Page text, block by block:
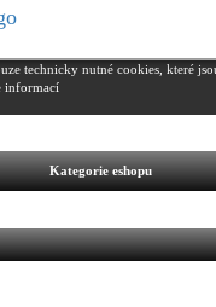
technicky nutné cookies, které
informací
Kategorie eshopu